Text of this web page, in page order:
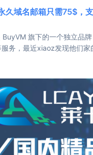
久域名邮箱只需75$，
旗下的一个独立品
务，最近xiaoz发现他们家
箱，不妨尝试一下
不支持直接注册，